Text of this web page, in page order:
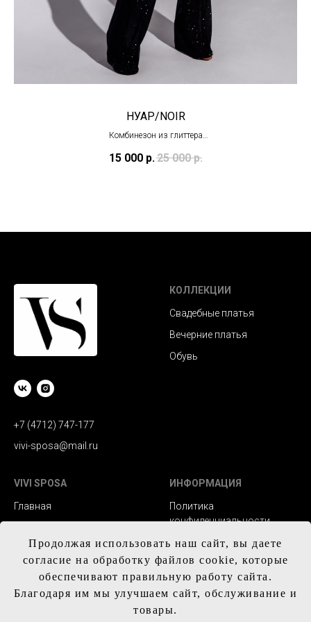
НУАР/NOIR
Комбинезон из глиттера
15 000 р.25 000 р.
Продолжая использовать наш сайт, вы даете
согласие на обработку файлов cookie, которые
обеспечивают правильную работу сайта.
Благодаря им мы улучшаем сайт, обслуживание и
товары.
+7 (4712) 747-177
vivi-sposa@mail.ru
КОЛЛЕКЦИИ
Свадебные платья
Вечерние платья
Обувь
VIVI SPOSA
Главная
Контакты
ИНФОРМАЦИЯ
Политика
конфиденциальности
Заказ и сроки
изготовления
Доставка
Обмен и возврат